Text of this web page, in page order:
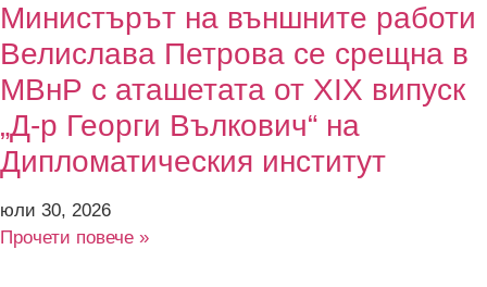
Министърът на външните работи
Велислава Петрова се срещна в
МВнР с аташетата от XIX випуск
„Д-р Георги Вълкович“ на
Дипломатическия институт
юли 30, 2026
Прочети повече »